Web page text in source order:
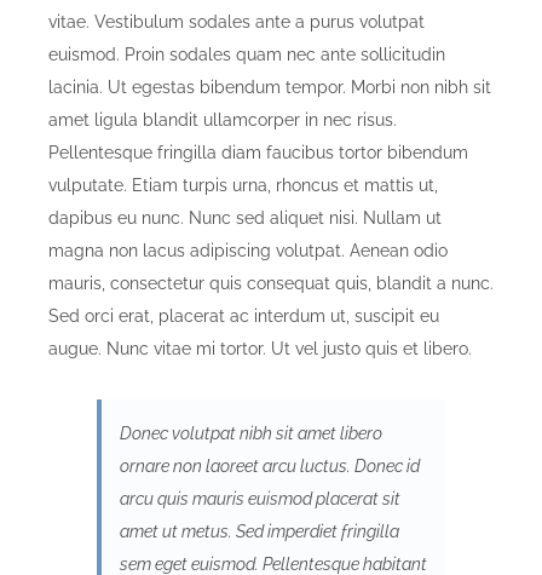
vitae. Vestibulum sodales ante a purus volutpat
euismod. Proin sodales quam nec ante sollicitudin
lacinia. Ut egestas bibendum tempor. Morbi non nibh sit
amet ligula blandit ullamcorper in nec risus.
Pellentesque fringilla diam faucibus tortor bibendum
vulputate. Etiam turpis urna, rhoncus et mattis ut,
dapibus eu nunc. Nunc sed aliquet nisi. Nullam ut
magna non lacus adipiscing volutpat. Aenean odio
mauris, consectetur quis consequat quis, blandit a nunc.
Sed orci erat, placerat ac interdum ut, suscipit eu
augue. Nunc vitae mi tortor. Ut vel justo quis et libero.
Donec volutpat nibh sit amet libero
ornare non laoreet arcu luctus. Donec id
arcu quis mauris euismod placerat sit
amet ut metus. Sed imperdiet fringilla
sem eget euismod. Pellentesque habitant